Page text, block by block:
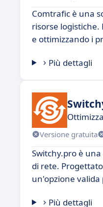
Comtrafic è una
risorse
e ottimizzando i
Più dettagli
Versione gratuita
Switchy.pro è
di rete.
un'opzione
Più dettagli